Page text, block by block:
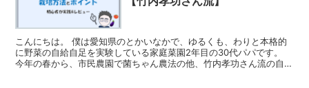
こんにちは。 僕は愛知県のとかいなかで、ゆるくも、わりと本格的
に野菜の自給自足を実験している家庭菜園2年目の30代パパです。
今年の春から、市民農園で菌ちゃん農法の他、竹内孝功さん流の自然